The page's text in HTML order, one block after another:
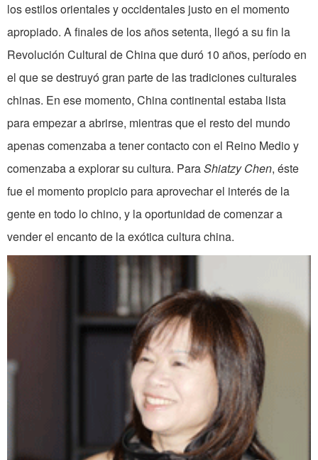
los estilos orientales y occidentales justo en el momento
apropiado. A finales de los años setenta, llegó a su fin la
Revolución Cultural de China que duró 10 años, período en
el que se destruyó gran parte de las tradiciones culturales
chinas. En ese momento, China continental estaba lista
para empezar a abrirse, mientras que el resto del mundo
apenas comenzaba a tener contacto con el Reino Medio y
comenzaba a explorar su cultura. ParaShiatzy Chen, éste
fue el momento propicio para aprovechar el interés de la
gente en todo lo chino, y la oportunidad de comenzar a
vender el encanto de la exótica cultura china.